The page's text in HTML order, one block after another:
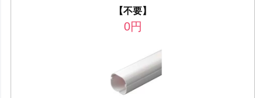
【不要】
0円